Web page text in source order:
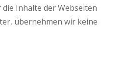
Inhalte der Webseiten
übernehmen wir keine